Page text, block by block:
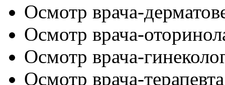
Осмотр врача-
Осмотр врача-
Осмотр врача-
Осмотр врача-